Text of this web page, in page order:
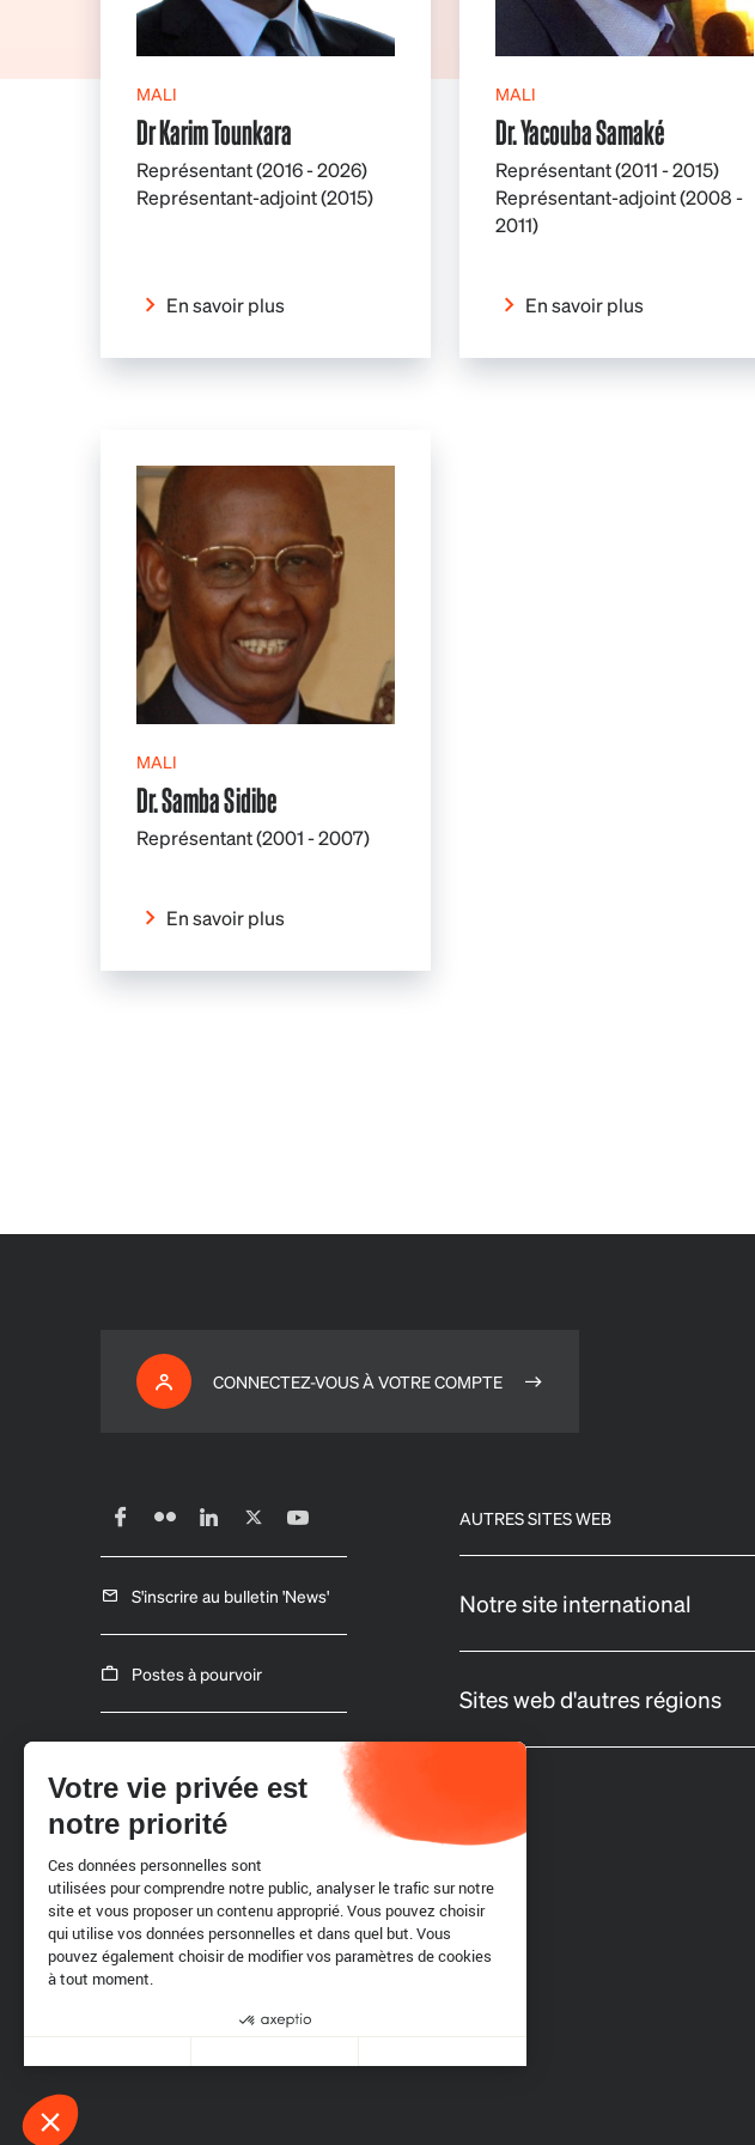
MALI
Dr Karim Tounkara
Représentant (2016 - 2026)
Représentant-adjoint (2015)
En savoir plus
MALI
Dr. Yacouba Samaké
Représentant (2011 - 2015)
Représentant-adjoint (2008 -
2011)
En savoir plus
MALI
Dr. Samba Sidibe
Représentant (2001 - 2007)
En savoir plus
CONNECTEZ-VOUS À VOTRE COMPTE
S'inscrire au bulletin 'News'
Postes à pourvoir
AUTRES SITES WEB
Notre site international
Sites web d'autres régions
Votre vie privée est
notre priorité
Ces données personnelles sont
utilisées pour comprendre notre public, analyser le trafic sur notre
site et vous proposer un contenu approprié. Vous pouvez choisir
qui utilise vos données personnelles et dans quel but. Vous
pouvez également choisir de modifier vos paramètres de cookies
à tout moment.
Notre plateforme vous permet d'adapter et de gérer vos paramètres de